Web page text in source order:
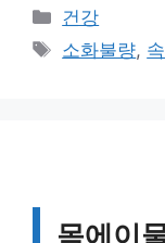
카
테
건강
태
소화불량,
목에이